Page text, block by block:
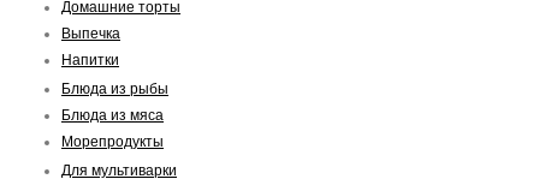
Домашние торты
Выпечка
Напитки
Блюда из рыбы
Блюда из мяса
Морепродукты
Для мультиварки